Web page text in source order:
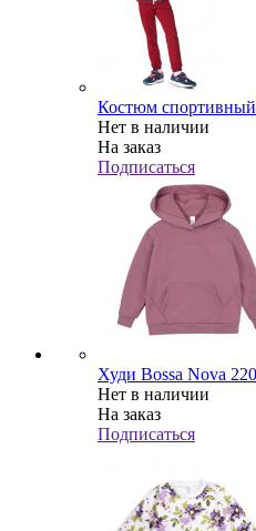
Костюм
Нет в наличии
На заказ
Подписаться
Худи Bossa Nova
Нет в наличии
На заказ
Подписаться